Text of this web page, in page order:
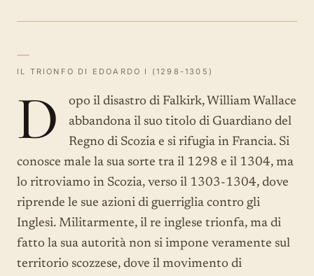
—
IL TRIONFO DI EDOARDO I (1298-1305)
D
opo il disastro di Falkirk, William Wallace
abbandona il suo titolo di Guardiano del
Regno di Scozia e si rifugia in Francia. Si
conosce male la sua sorte tra il 1298 e il 1304, ma
lo ritroviamo in Scozia, verso il 1303-1304, dove
riprende le sue azioni di guerriglia contro gli
Inglesi. Militarmente, il re inglese trionfa, ma di
fatto la sua autorità non si impone veramente sul
territorio scozzese, dove il movimento di